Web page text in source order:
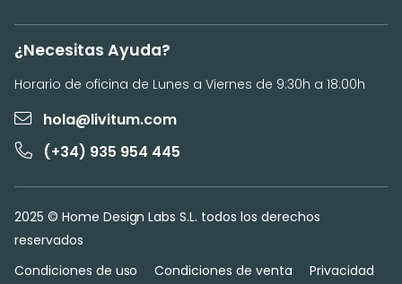
¿Necesitas Ayuda?
Horario de oficina de Lunes a Viernes de 9:30h a 18:00h
hola@livitum.com
(+34) 935 954 445
2025 © Home Design Labs S.L. todos los derechos
reservados
Condiciones de uso
Condiciones de venta
Privacidad